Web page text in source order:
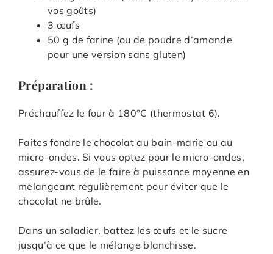
vos goûts)
3 œufs
50 g de farine (ou de poudre d’amande
pour une version sans gluten)
Préparation :
Préchauffez le four à 180°C (thermostat 6).
Faites fondre le chocolat au bain-marie ou au
micro-ondes. Si vous optez pour le micro-ondes,
assurez-vous de le faire à puissance moyenne en
mélangeant régulièrement pour éviter que le
chocolat ne brûle.
Dans un saladier, battez les œufs et le sucre
jusqu’à ce que le mélange blanchisse.